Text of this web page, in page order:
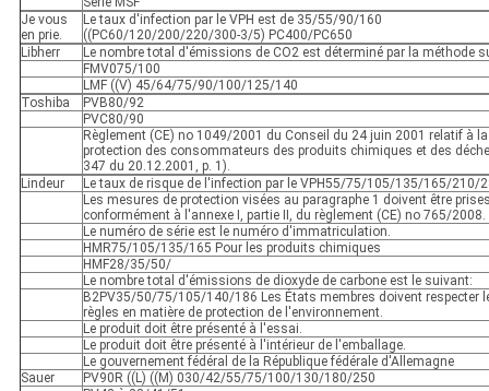
Je vous
en prie.
Le taux d'infection par le VPH est de 35/55/90/160
((PC60/120/200/220/300-3/5) PC400/PC650
Libherr
Le nombre total d'émissions de CO2 est déterminé par la méthode
FMV075/100
LMF ((V) 45/64/75/90/100/125/140
Toshiba
PVB80/92
PVC80/90
Règlement (CE) no 1049/2001 du Conseil du 24 juin 2001 relatif à la
protection des consommateurs des produits chimiques et des
347 du 20.12.2001, p. 1).
Lindeur
Le taux de risque de l'infection par le VPH55/75/105/135/165/210/
Les mesures de protection visées au paragraphe 1 doivent être
conformément à l'annexe I, partie II, du règlement (CE) no 765/2008.
Le numéro de série est le numéro d'immatriculation.
HMR75/105/135/165 Pour les produits chimiques
HMF28/35/50/
Le nombre total d'émissions de dioxyde de carbone est le suivant:
B2PV35/50/75/105/140/186 Les États membres doivent respecter
règles en matière de protection de l'environnement.
Le produit doit être présenté à l'essai.
Le produit doit être présenté à l'intérieur de l'emballage.
Le gouvernement fédéral de la République fédérale d'Allemagne
Sauer
PV90R ((L) ((M) 030/42/55/75/100/130/180/250